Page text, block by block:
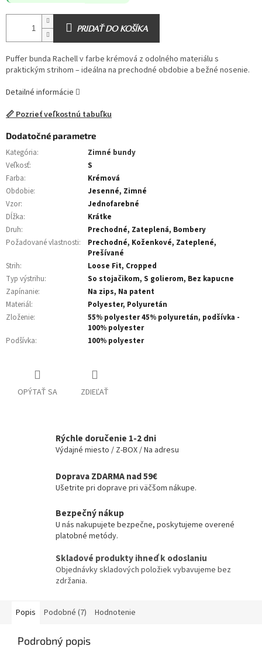
PRIDAŤ DO KOŠÍKA
Puffer bunda Rachell v farbe krémová z odolného materiálu s
praktickým strihom – ideálna na prechodné obdobie a bežné nosenie.
Detailné informácie
📏 Pozrieť veľkostnú tabuľku
Dodatočné parametre
Kategória:
Zimné bundy
Veľkosť:
S
Farba:
Krémová
Obdobie:
Jesenné, Zimné
Vzor:
Jednofarebné
Dĺžka:
Krátke
Druh:
Prechodné, Zateplená, Bombery
Požadované vlastnosti:
Prechodné, Koženkové, Zateplené,
Prešívané
Strih:
Loose Fit, Cropped
Typ výstrihu:
So stojačikom, S golierom, Bez kapucne
Zapínanie:
Na zips, Na patent
Materiál:
Polyester, Polyuretán
Zloženie:
55% polyester 45% polyuretán, podšívka -
100% polyester
Podšívka: 100% polyester
OPÝTAŤ SA ZDIEĽAŤ
Rýchle doručenie 1-2 dni
Výdajné miesto / Z-BOX / Na adresu
Doprava ZDARMA nad 59€
Ušetrite pri doprave pri väčšom nákupe.
Bezpečný nákup
U nás nakupujete bezpečne, poskytujeme overené
platobné metódy.
Skladové produkty ihneď k odoslaniu
Objednávky skladových položiek vybavujeme bez
zdržania.
Popis Podobné (7) Hodnotenie
Podrobný popis